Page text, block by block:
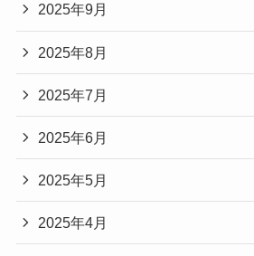
2025年9月
2025年8月
2025年7月
2025年6月
2025年5月
2025年4月